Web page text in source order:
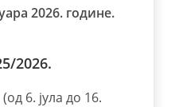
2026. године.
2026.
6. јула до 16.